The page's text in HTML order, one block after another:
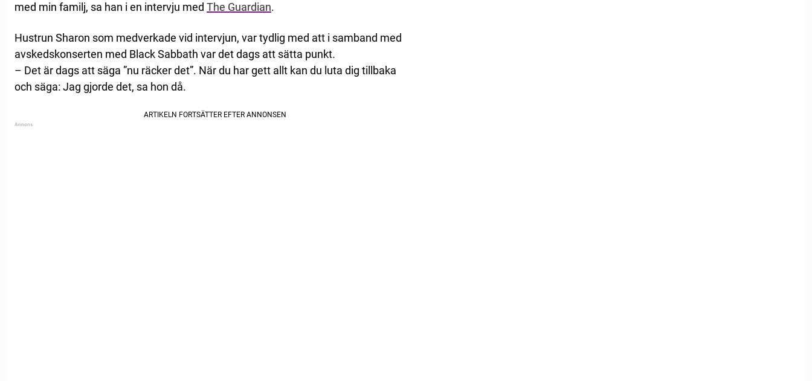
med min familj, sa han i en intervju med The Guardian.
Hustrun Sharon som medverkade vid intervjun, var tydlig med att i samband med
avskedskonserten med Black Sabbath var det dags att sätta punkt.
– Det är dags att säga ”nu räcker det”. När du har gett allt kan du luta dig tillbaka
och säga: Jag gjorde det, sa hon då.